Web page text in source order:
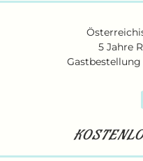
5 Jahre
Gastbestellung